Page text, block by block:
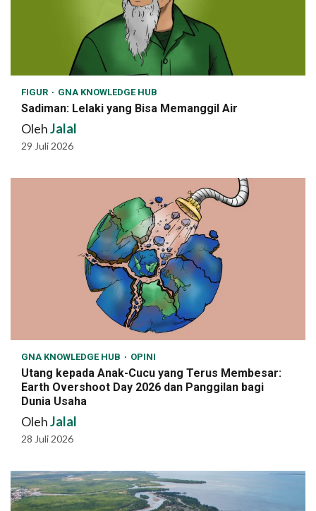
FIGUR GNA KNOWLEDGE HUB
Sadiman: Lelaki yang Bisa Memanggil Air
OlehJalal
29 Juli 2026
GNA KNOWLEDGE HUB OPINI
Utang kepada Anak-Cucu yang Terus Membesar:
Earth Overshoot Day 2026 dan Panggilan bagi
Dunia Usaha
OlehJalal
28 Juli 2026